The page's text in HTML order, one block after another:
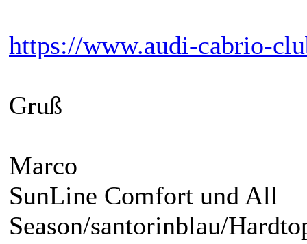
https://www.audi-cabrio-
Gruß
Marco
SunLine Comfort und All
Season/santorinblau/